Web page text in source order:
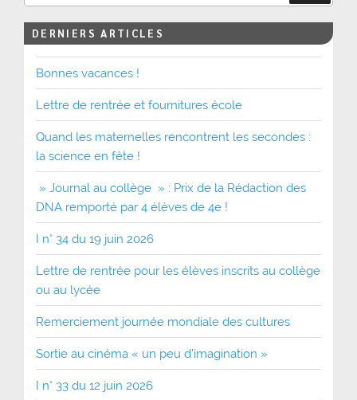
DERNIERS ARTICLES
Bonnes vacances !
Lettre de rentrée et fournitures école
Quand les maternelles rencontrent les secondes :
la science en fête !
» Journal au collège » : Prix de la Rédaction des
DNA remporté par 4 élèves de 4e !
I n° 34 du 19 juin 2026
Lettre de rentrée pour les élèves inscrits au collège
ou au lycée
Remerciement journée mondiale des cultures
Sortie au cinéma « un peu d’imagination »
I n° 33 du 12 juin 2026